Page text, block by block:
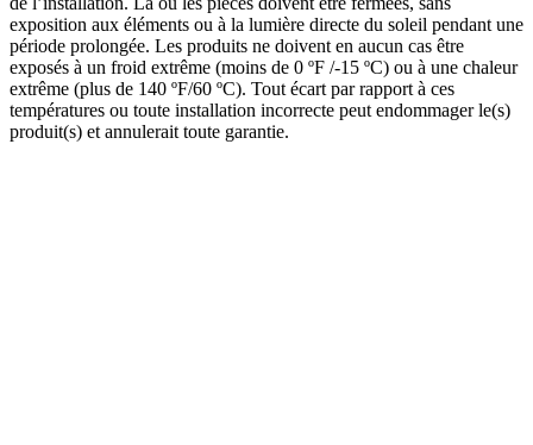
exposition aux éléments ou à la lumière directe du soleil pendant une
période prolongée. Les produits ne doivent en aucun cas être
exposés à un froid extrême (moins de 0 ºF /-15 ºC) ou à une chaleur
extrême (plus de 140 ºF/60 ºC). Tout écart par rapport à ces
températures ou toute installation incorrecte peut endommager le(s)
produit(s) et annulerait toute garantie.